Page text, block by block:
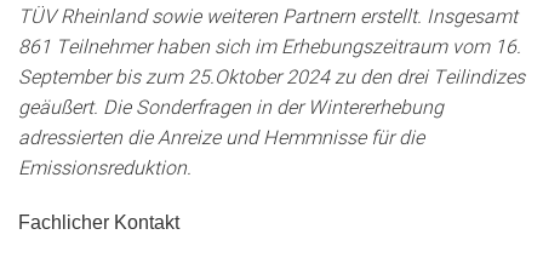
TÜV Rheinland sowie weiteren Partnern erstellt. Insgesamt
861 Teilnehmer haben sich im Erhebungszeitraum vom 16.
September bis zum 25.Oktober 2024 zu den drei Teilindizes
geäußert. Die Sonderfragen in der Wintererhebung
adressierten die Anreize und Hemmnisse für die
Emissionsreduktion.
Fachlicher Kontakt